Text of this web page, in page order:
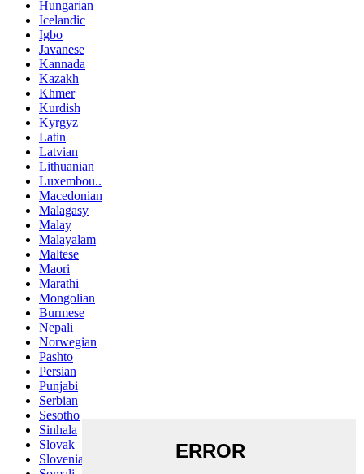
Hungarian
Icelandic
Igbo
Javanese
Kannada
Kazakh
Khmer
Kurdish
Kyrgyz
Latin
Latvian
Lithuanian
Luxembou..
Macedonian
Malagasy
Malay
Malayalam
Maltese
Maori
Marathi
Mongolian
Burmese
Nepali
Norwegian
Pashto
Persian
Punjabi
Serbian
Sesotho
Sinhala
Slovak
Slovenian